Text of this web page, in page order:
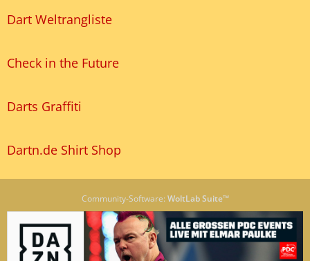
Dart Weltrangliste
Check in the Future
Darts Graffiti
Dartn.de Shirt Shop
Community-Software: WoltLab Suite™